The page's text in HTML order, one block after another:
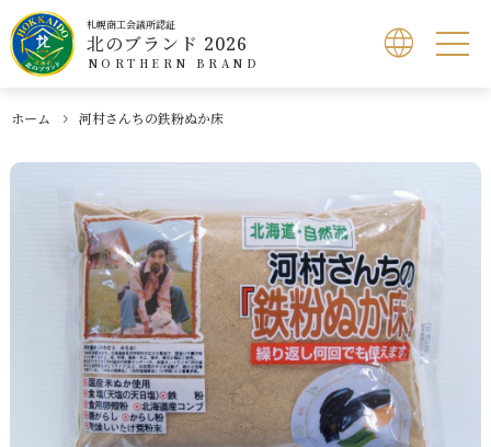
札幌商工会議所認証
北のブランド 2026
NORTHERN BRAND
北のブランドとは
認証製品検索
北のブランドショップ
応募方法
お問い合わせ
ホーム 河村さんちの鉄粉ぬか床